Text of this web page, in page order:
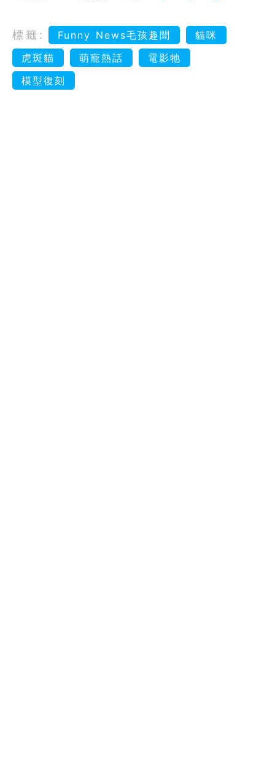
標籤: Funny News毛孩趣聞
貓咪
虎斑貓
萌寵熱話
電影牠
模型復刻